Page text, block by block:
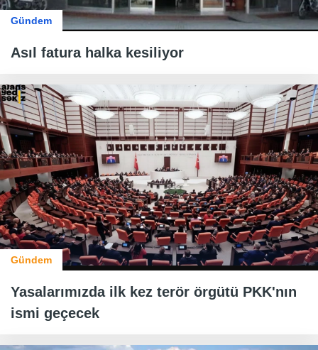
Gündem
Asıl fatura halka kesiliyor
Gündem
Yasalarımızda ilk kez terör örgütü PKK'nın
ismi geçecek